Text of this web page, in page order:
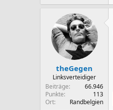
theGegen
Linksverteidiger
Beiträge
66.946
Punkte
113
Ort
Randbelgien